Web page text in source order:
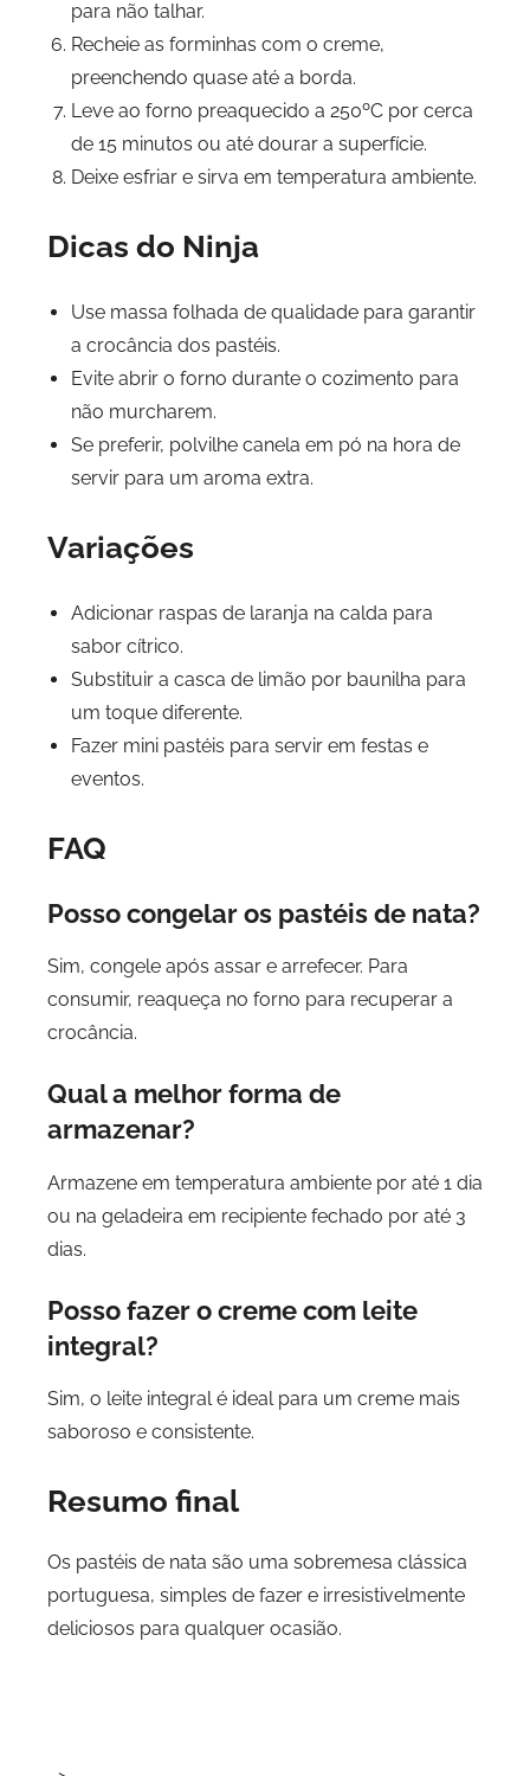
para não talhar.
Recheie as forminhas com o creme,
preenchendo quase até a borda.
Leve ao forno preaquecido a 250ºC por cerca
de 15 minutos ou até dourar a superfície.
Deixe esfriar e sirva em temperatura ambiente.
Dicas do Ninja
Use massa folhada de qualidade para garantir
a crocância dos pastéis.
Evite abrir o forno durante o cozimento para
não murcharem.
Se preferir, polvilhe canela em pó na hora de
servir para um aroma extra.
Variações
Adicionar raspas de laranja na calda para
sabor cítrico.
Substituir a casca de limão por baunilha para
um toque diferente.
Fazer mini pastéis para servir em festas e
eventos.
FAQ
Posso congelar os pastéis de nata?
Sim, congele após assar e arrefecer. Para
consumir, reaqueça no forno para recuperar a
crocância.
Qual a melhor forma de
armazenar?
Armazene em temperatura ambiente por até 1 dia
ou na geladeira em recipiente fechado por até 3
dias.
Posso fazer o creme com leite
integral?
Sim, o leite integral é ideal para um creme mais
saboroso e consistente.
Resumo final
Os pastéis de nata são uma sobremesa clássica
portuguesa, simples de fazer e irresistivelmente
deliciosos para qualquer ocasião.